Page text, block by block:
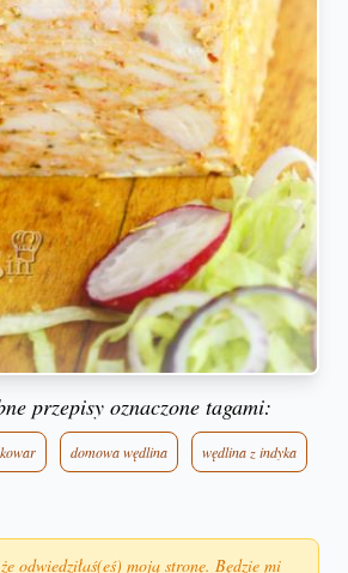
przepisy oznaczone tagami:
domowa wędlina wędlina z indyka
odwiedziłaś(eś) moją stronę. Będzie mi